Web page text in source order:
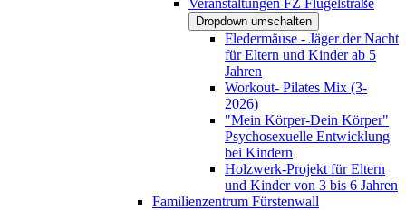
Dropdown umschalten
Fledermäuse - Jäger der Nacht
für Eltern und Kinder ab 5
Jahren
Workout- Pilates Mix (3-
2026)
"Mein Körper-Dein Körper"
Psychosexuelle Entwicklung
bei Kindern
Holzwerk-Projekt für Eltern
und Kinder von 3 bis 6 Jahren
Familienzentrum Fürstenwall